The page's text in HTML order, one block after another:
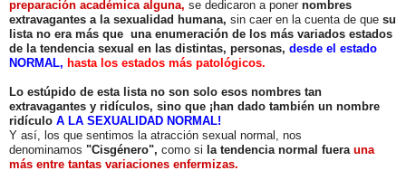
preparación académica alguna, se dedicaron a poner nombres
extravagantes a la sexualidad humana, sin caer en la cuenta de que su
lista no era más que una enumeración de los más variados estados
de la tendencia sexual en las distintas, personas, desde el estado
NORMAL, hasta los estados más patológicos.
Lo estúpido de esta lista no son solo esos nombres tan
extravagantes y ridículos, sino que ¡han dado también un nombre
ridículo A LA SEXUALIDAD NORMAL!
Y así, los que sentimos la atracción sexual normal, nos
denominamos "Cisgénero", como si la tendencia normal fuera una
más entre tantas variaciones enfermizas.